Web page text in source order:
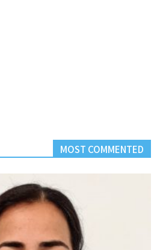
MOST COMMENTED